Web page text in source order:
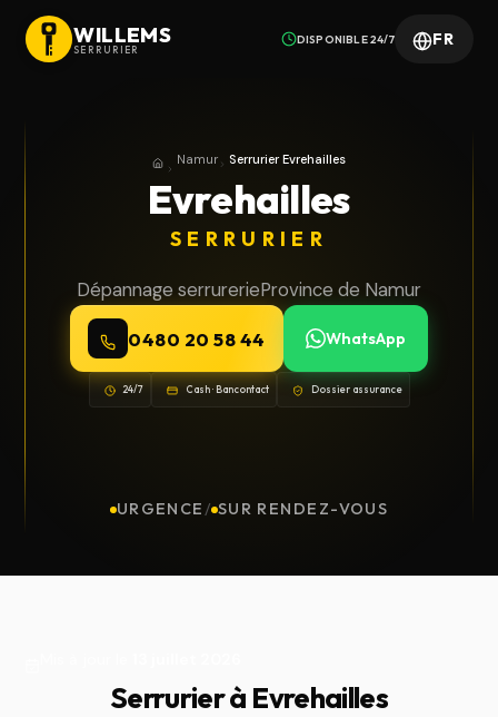
WILLEMS
SERRURIER
DISPONIBLE 24/7 FR
AccueilProvince de Namur
Namur Serrurier Evrehailles
Evrehailles
SERRURIER
Dépannage serrurerieProvince de Namur
0480 20 58 44 WhatsApp
24/7 Cash · Bancontact Dossier assurance
URGENCE / SUR RENDEZ-VOUS
Serrurier à Evrehailles